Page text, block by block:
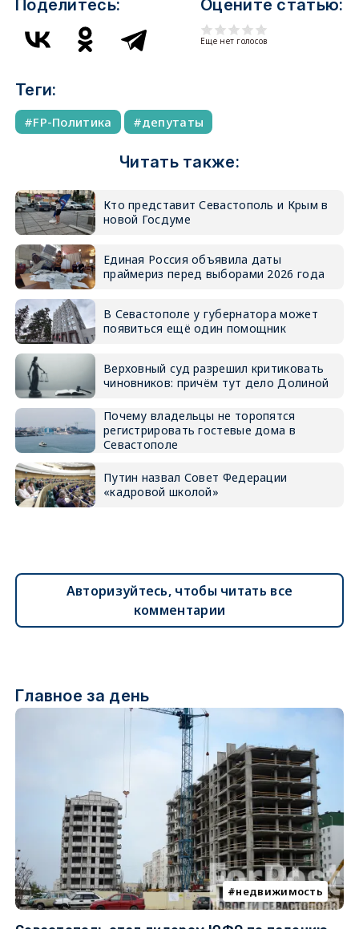
Поделитесь: Оцените статью:
Еще нет голосов
Теги:
FP-Политика депутаты
Читать также:
Кто представит Севастополь и Крым в
новой Госдуме
Единая Россия объявила даты
праймериз перед выборами 2026 года
В Севастополе у губернатора может
появиться ещё один помощник
Верховный суд разрешил критиковать
чиновников: причём тут дело Долиной
Почему владельцы не торопятся
регистрировать гостевые дома в
Севастополе
Путин назвал Совет Федерации
«кадровой школой»
Авторизуйтесь, чтобы читать все
комментарии
Главное за день
недвижимость